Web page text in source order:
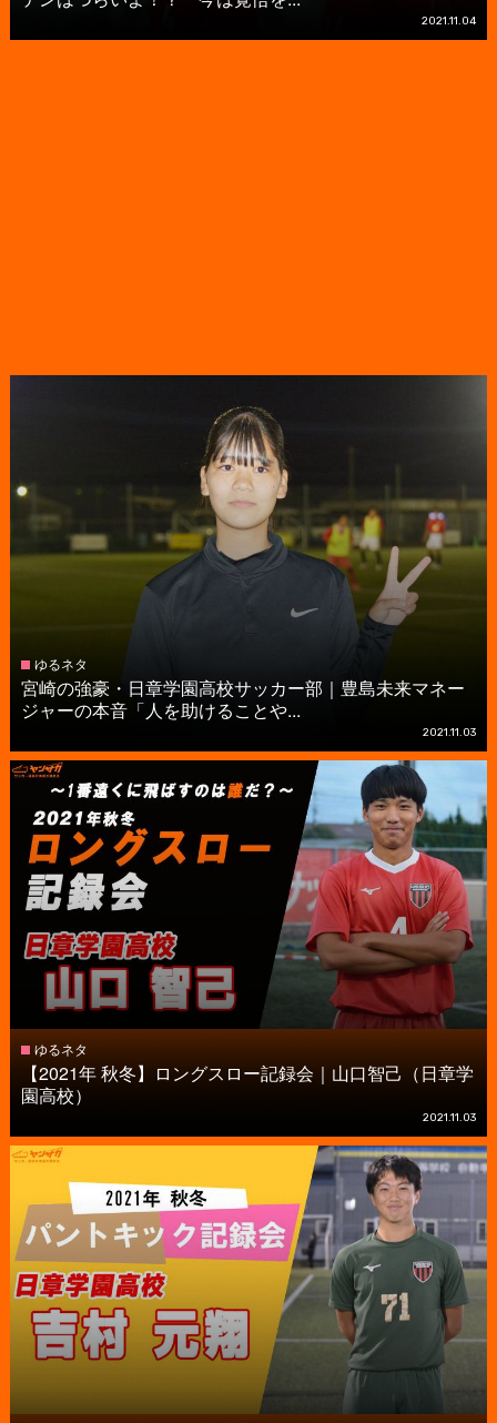
2021.11.04
ゆるネタ
宮崎の強豪・日章学園高校サッカー部｜豊島未来マネー
ジャーの本音「人を助けることや...
2021.11.03
ゆるネタ
【2021年 秋冬】ロングスロー記録会｜山口智己（日章学
園高校）
2021.11.03